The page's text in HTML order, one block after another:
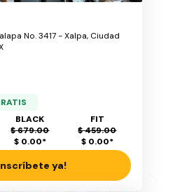
No. 3417 - Xalpa, Ciudad
BLACK
$ 679.00
$ 0.00*
FIT
$ 459.00
$ 0.00*
ya!